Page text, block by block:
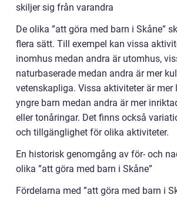
skiljer sig från varandra
De olika ”att göra med barn i Skåne”
flera sätt. Till exempel kan vissa
inomhus medan andra är utomhus,
naturbaserade medan andra är mer
vetenskapliga. Vissa aktiviteter är mer
yngre barn medan andra är mer
eller tonåringar. Det finns också
och tillgänglighet för olika aktiviteter.
En historisk genomgång av för- och
olika ”att göra med barn i Skåne”
Fördelarna med ”att göra med barn i